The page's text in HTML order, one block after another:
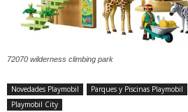
72070 wilderness climbing park
Novedades Playmobil Parques y Piscinas Playmobil
Playmobil City